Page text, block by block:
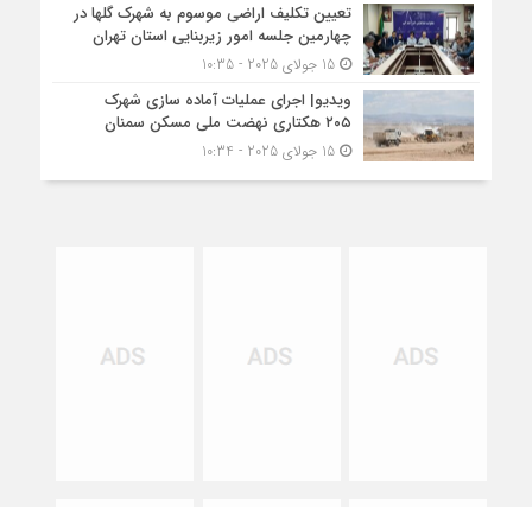
تعیین تکلیف اراضی موسوم به شهرک گلها در
چهارمین جلسه امور زیربنایی استان تهران
15 جولای 2025 - 10:35
ویدیو| اجرای عملیات آماده سازی شهرک
۲۰۵ هکتاری نهضت ملی مسکن سمنان
15 جولای 2025 - 10:34